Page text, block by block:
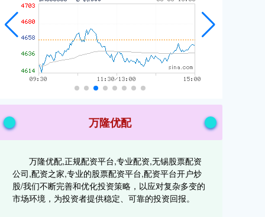
万隆优配
万隆优配,正规配资平台,专业配资,无锡股票配资
公司,配资之家,专业的股票配资平台,配资平台开户炒
股/我们不断完善和优化投资策略，以应对复杂多变的
市场环境，为投资者提供稳定、可靠的投资回报。